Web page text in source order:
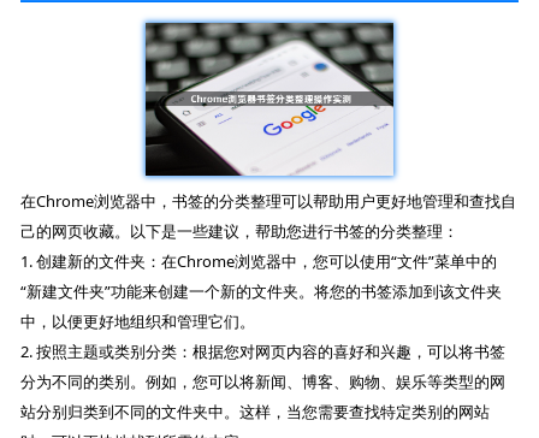
在Chrome浏览器中，书签的分类整理可以帮助用户更好地管理和查找自
己的网页收藏。以下是一些建议，帮助您进行书签的分类整理：
1. 创建新的文件夹：在Chrome浏览器中，您可以使用“文件”菜单中的
“新建文件夹”功能来创建一个新的文件夹。将您的书签添加到该文件夹
中，以便更好地组织和管理它们。
2. 按照主题或类别分类：根据您对网页内容的喜好和兴趣，可以将书签
分为不同的类别。例如，您可以将新闻、博客、购物、娱乐等类型的网
站分别归类到不同的文件夹中。这样，当您需要查找特定类别的网站